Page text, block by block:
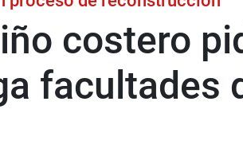
costero
facultades